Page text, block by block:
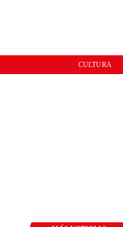
INTERNACIONAL